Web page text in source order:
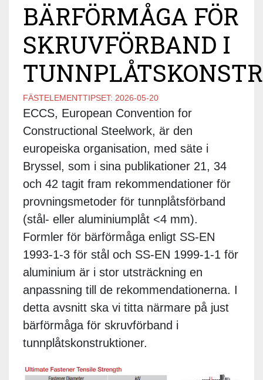
BÄRFÖRMÅGA FÖR
SKRUVFÖRBAND I
FÄSTELEMENTTIPSET: 2026-05-20
ECCS, European Convention for
Constructional Steelwork, är den
europeiska organisation, med säte i
Bryssel, som i sina publikationer 21, 34
och 42 tagit fram rekommendationer för
provningsmetoder för tunnplåtsförband
(stål- eller aluminiumplåt <4 mm).
Formler för bärförmåga enligt SS-EN
1993-1-3 för stål och SS-EN 1999-1-1 för
aluminium är i stor utsträckning en
anpassning till de rekommendationerna. I
detta avsnitt ska vi titta närmare på just
bärförmåga för skruvförband i
tunnplåtskonstruktioner.